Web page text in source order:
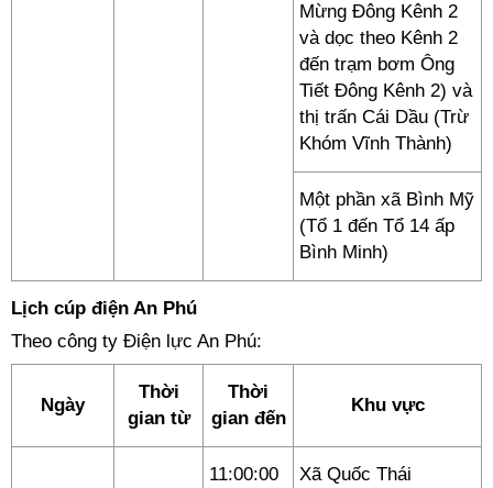
Mừng Đông Kênh 2
và dọc theo Kênh 2
đến trạm bơm Ông
Tiết Đông Kênh 2) và
thị trấn Cái Dầu (Trừ
Khóm Vĩnh Thành)
Một phần xã Bình Mỹ
(Tổ 1 đến Tổ 14 ấp
Bình Minh)
Lịch cúp điện An Phú
Theo công ty Điện lực An Phú:
Ngày
Thời
gian từ
Thời
gian đến
Khu vực
11:00:00 Xã Quốc Thái